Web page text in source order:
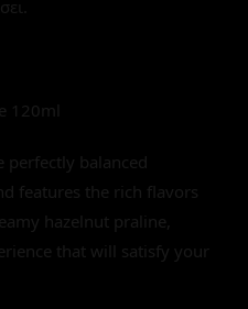
perfectly balanced
features the rich flavors
hazelnut praline,
that will satisfy your